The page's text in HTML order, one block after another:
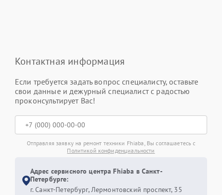
Контактная информация
Если требуется задать вопрос специалисту, оставьте
свои данные и дежурный специалист с радостью
проконсультирует Вас!
Отправляя заявку на ремонт техники Fhiaba, Вы соглашаетесь с
Политикой конфиденциальности
Адрес сервисного центра Fhiaba в Санкт-
Петербурге:
г. Санкт-Петербург, Лермонтовский проспект, 35